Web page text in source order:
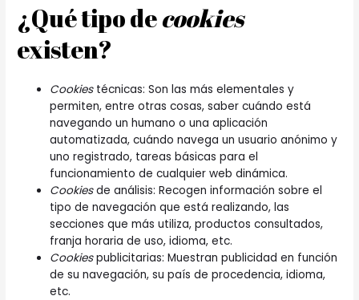
¿Qué tipo decookies
existen?
Cookiestécnicas: Son las más elementales y
permiten, entre otras cosas, saber cuándo está
navegando un humano o una aplicación
automatizada, cuándo navega un usuario anónimo y
uno registrado, tareas básicas para el
funcionamiento de cualquier web dinámica.
Cookiesde análisis: Recogen información sobre el
tipo de navegación que está realizando, las
secciones que más utiliza, productos consultados,
franja horaria de uso, idioma, etc.
Cookiespublicitarias: Muestran publicidad en función
de su navegación, su país de procedencia, idioma,
etc.